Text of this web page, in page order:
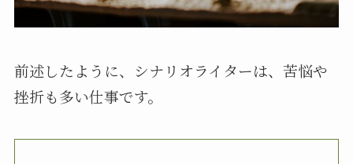
前述したように、シナリオライターは、苦悩や
挫折も多い仕事です。